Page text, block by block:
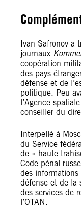
Ivan Safronov a
journaux
coopération
des pays
défense et de
politique. Peu
l’Agence
conseiller du
Interpellé à
du Service
de « haute
Code pénal
des informations
défense et de la
des services de
l’OTAN.